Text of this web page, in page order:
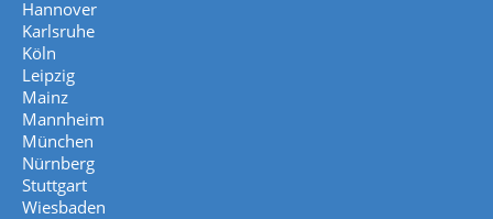
Hannover
Karlsruhe
Köln
Leipzig
Mainz
Mannheim
München
Nürnberg
Stuttgart
Wiesbaden